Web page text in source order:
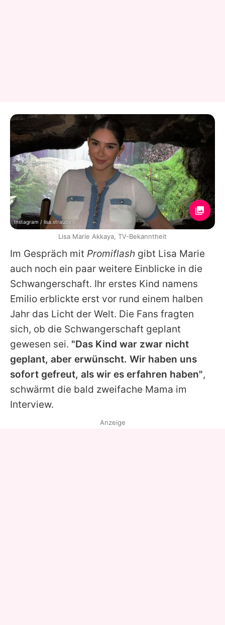
Im Gespräch mit Promiflash gibt Lisa Marie
auch noch ein paar weitere Einblicke in die
Schwangerschaft. Ihr erstes Kind namens
Emilio erblickte erst vor rund einem halben
Jahr das Licht der Welt. Die Fans fragten
sich, ob die Schwangerschaft geplant
gewesen sei. "Das Kind war zwar nicht
geplant, aber erwünscht. Wir haben uns
sofort gefreut, als wir es erfahren haben",
schwärmt die bald zweifache Mama im
Interview.
Instagram / lisa.straube
Lisa Marie Akkaya, TV-Bekanntheit
Anzeige